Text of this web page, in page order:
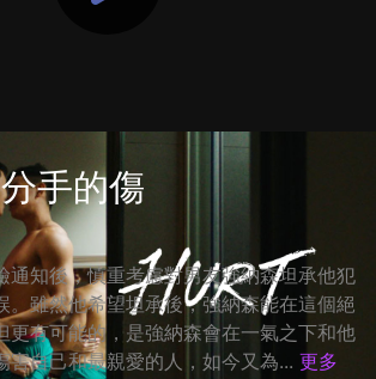
手的傷
通知後，慎重考慮對男友強納森坦承他犯
。雖然他希望坦承後，強納森能在這個絕
更有可能的，是強納森會在一氣之下和他
害自己和最親愛的人，如今又為... 更多